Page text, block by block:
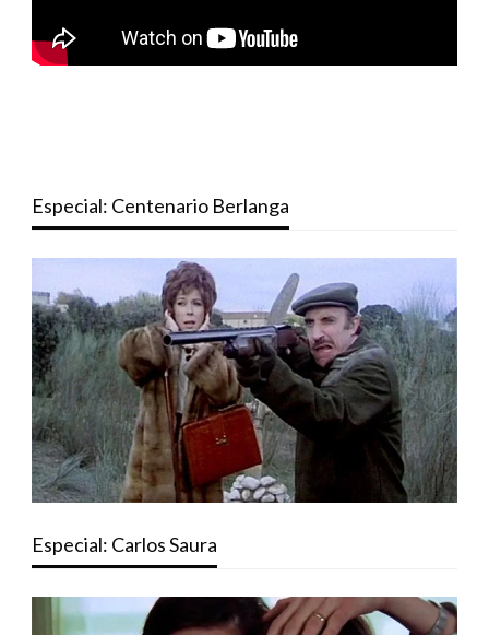
Especial: Centenario Berlanga
Especial: Carlos Saura